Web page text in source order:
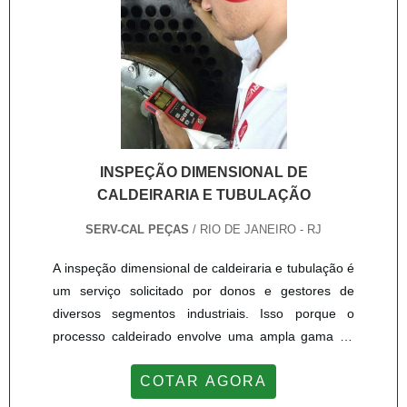
experiência para os clientes com qualidade.
INSPEÇÃO DIMENSIONAL DE
CALDEIRARIA E TUBULAÇÃO
SERV-CAL PEÇAS / RIO DE JANEIRO - RJ
A inspeção dimensional de caldeiraria e tubulação é
um serviço solicitado por donos e gestores de
diversos segmentos industriais. Isso porque o
processo caldeirado envolve uma ampla gama de
devem ser vistoriados com atenção. Dentre os
COTAR AGORA